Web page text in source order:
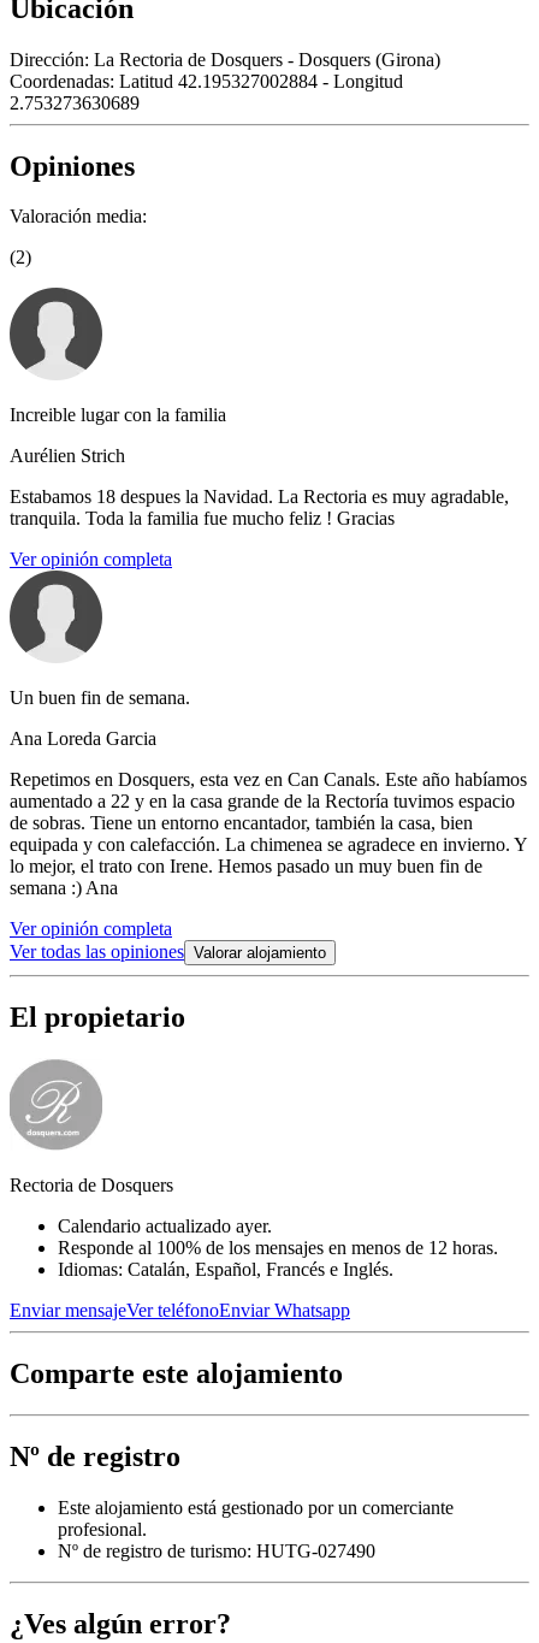
Ubicación
Dirección: La Rectoria de Dosquers - Dosquers (Girona)
Coordenadas: Latitud 42.195327002884 - Longitud
2.753273630689
Opiniones
Valoración media:
(2)
Increible lugar con la familia
Aurélien Strich
Estabamos 18 despues la Navidad. La Rectoria es muy agradable,
tranquila. Toda la familia fue mucho feliz ! Gracias
Ver opinión completa
Un buen fin de semana.
Ana Loreda Garcia
Repetimos en Dosquers, esta vez en Can Canals. Este año habíamos
aumentado a 22 y en la casa grande de la Rectoría tuvimos espacio
de sobras. Tiene un entorno encantador, también la casa, bien
equipada y con calefacción. La chimenea se agradece en invierno. Y
lo mejor, el trato con Irene. Hemos pasado un muy buen fin de
semana :) Ana
Ver opinión completa
Ver todas las opiniones Valorar alojamiento
El propietario
Rectoria de Dosquers
Calendario actualizado ayer.
Responde al 100% de los mensajes en menos de 12 horas.
Idiomas: Catalán, Español, Francés e Inglés.
Enviar mensajeVer teléfonoEnviar Whatsapp
Comparte este alojamiento
Nº de registro
Este alojamiento está gestionado por un comerciante
profesional.
Nº de registro de turismo: HUTG-027490
¿Ves algún error?